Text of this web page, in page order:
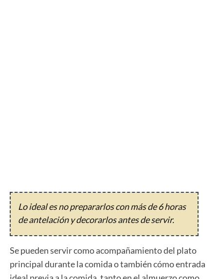
Lo ideal es no prepararlos con más de 6 horas
de antelación y decorarlos antes de servir.
Se pueden servir como acompañamiento del plato
principal durante la comida o también cómo entrada